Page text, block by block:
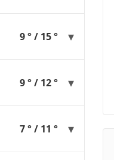
9 ° / 15 °
9 ° / 12 °
7 ° / 11 °